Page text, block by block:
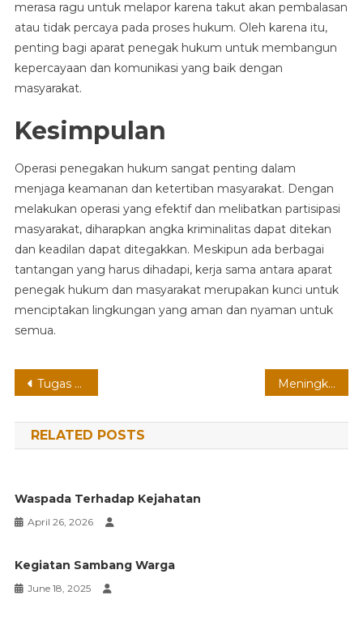
merasa ragu untuk melapor karena takut akan pembalasan
atau tidak percaya pada proses hukum. Oleh karena itu,
penting bagi aparat penegak hukum untuk membangun
kepercayaan dan komunikasi yang baik dengan
masyarakat.
Kesimpulan
Operasi penegakan hukum sangat penting dalam
menjaga keamanan dan ketertiban masyarakat. Dengan
melakukan operasi yang efektif dan melibatkan partisipasi
masyarakat, diharapkan angka kriminalitas dapat ditekan
dan keadilan dapat ditegakkan. Meskipun ada berbagai
tantangan yang harus dihadapi, kerja sama antara aparat
penegak hukum dan masyarakat merupakan kunci untuk
menciptakan lingkungan yang aman dan nyaman untuk
semua.
Post
navigation
Tugas dan Fungsi Meningkatkan Kesadaran Masyarakat
RELATED POSTS
Waspada Terhadap Kejahatan
April 26, 2026
Kegiatan Sambang Warga
June 18, 2025